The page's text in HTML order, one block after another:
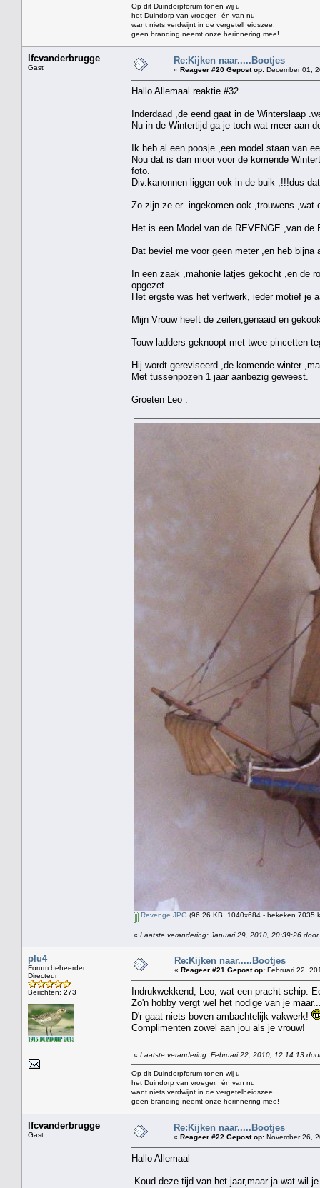
Op dit Duindorpforum tonen wij u
het Duindorp van vroeger, én van nu
want niets verdwijnt in de vergetelheidszee,
geen branding neemt onze herinnering mee!
lfcvanderbrugge
Gast
Re:Kijken naar.....Bootjes
« Reageer #20 Gepost op: December 01,
Hallo Allemaal reaktie #32
Inderdaad ,de eend gaat in de Winterslaap
Nu in de Wintertijd ga je toch wat meer aan
Ik heb al een poosje ,een model staan van
Nou dat is dan mooi voor de komende
foto.
Div.kanonnen liggen ook in de buik ,!!!dus
Zo zijn ze er ingekomen ook ,trouwens ,wat
Het is een Model van de REVENGE ,van
Dat beviel me voor geen meter ,en heb
In een zaak ,mahonie latjes gekocht ,en de
opgezet .
Het ergste was het verfwerk, ieder motief je
Mijn Vrouw heeft de zeilen,genaaid en
Touw ladders geknoopt met twee pincetten
Hij wordt gereviseerd ,de komende winter
Met tussenpozen 1 jaar aanbezig geweest.
Groeten Leo .
Revenge.JPG (96.26 KB, 1040x684 - bekeken 7035
« Laatste verandering: Januari 29, 2010, 20:39:26
plu4
Forum beheerder
Directeur
Berichten: 273
Re:Kijken naar.....Bootjes
« Reageer #21 Gepost op: Februari 22,
Indrukwekkend, Leo, wat een pracht schip.
Zo'n hobby vergt wel het nodige van je
D'r gaat niets boven ambachtelijk vakwerk!
Complimenten zowel aan jou als je vrouw!
« Laatste verandering: Februari 22, 2010, 12:14:13
Op dit Duindorpforum tonen wij u
het Duindorp van vroeger, én van nu
want niets verdwijnt in de vergetelheidszee,
geen branding neemt onze herinnering mee!
lfcvanderbrugge
Gast
Re:Kijken naar.....Bootjes
« Reageer #22 Gepost op: November 26,
Hallo Allemaal
Koud deze tijd van het jaar,maar ja wat wil